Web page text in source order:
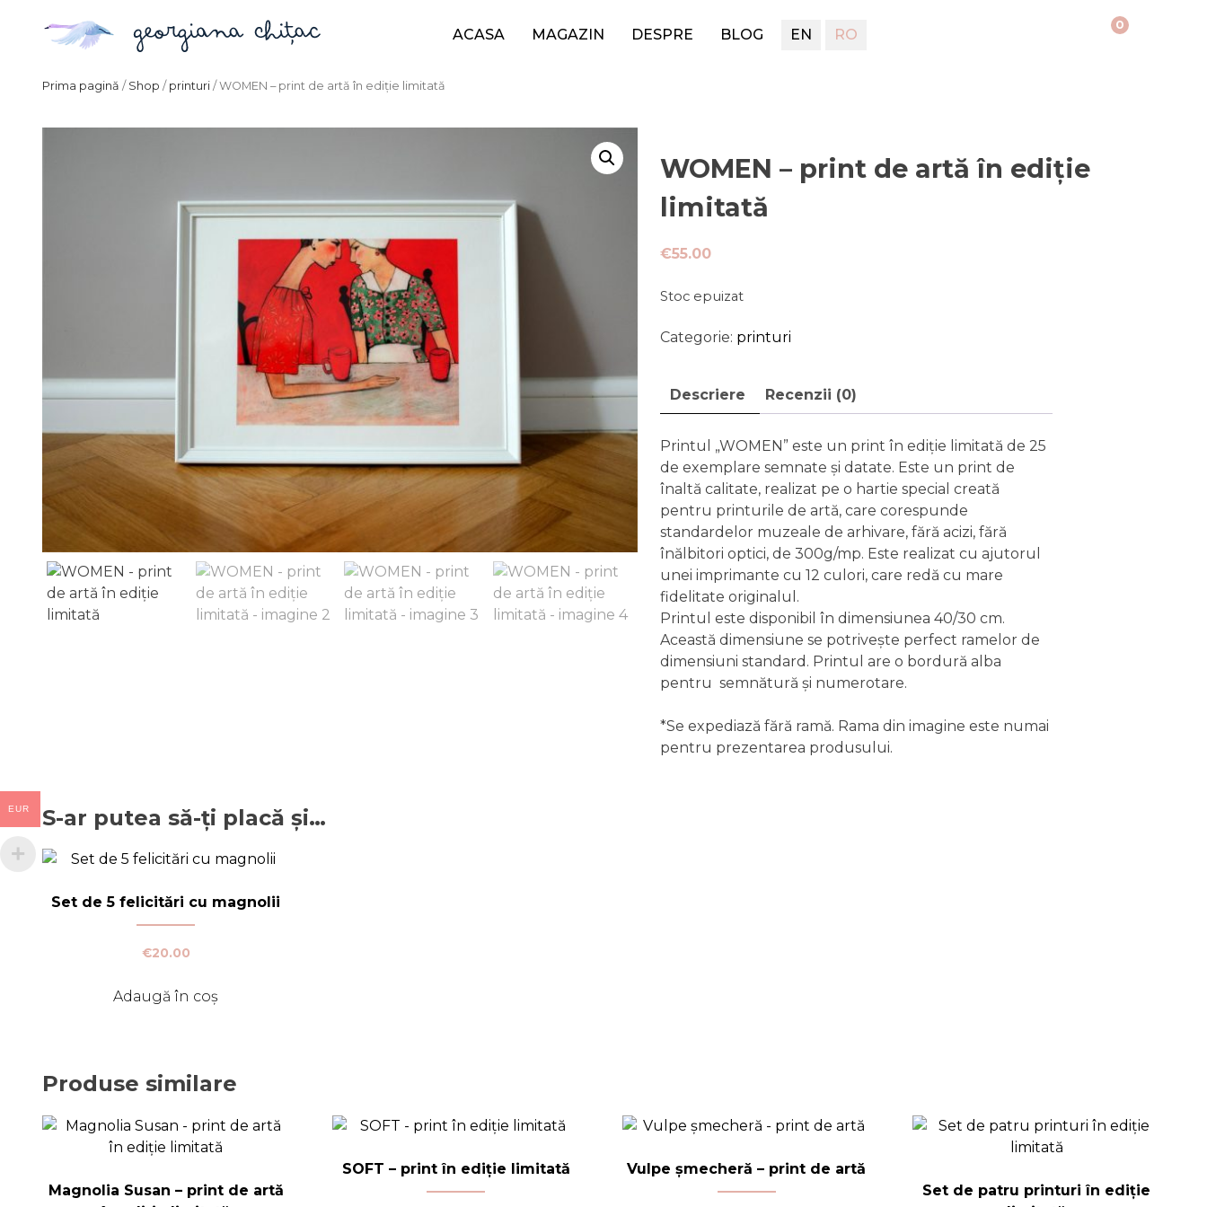
ACASA MAGAZIN DESPRE BLOG EN RO
0
Prima pagină / Shop / printuri / WOMEN – print de artă în ediție limitată
WOMEN – print de artă în ediție
limitată
€55.00
Stoc epuizat
Categorie: printuri
Descriere Recenzii (0)
Printul „WOMEN” este un print în ediție limitată de 25
de exemplare semnate și datate. Este un print de
înaltă calitate, realizat pe o hartie special creată
pentru printurile de artă, care corespunde
standardelor muzeale de arhivare, fără acizi, fără
înălbitori optici, de 300g/mp. Este realizat cu ajutorul
unei imprimante cu 12 culori, care redă cu mare
fidelitate originalul.
Printul este disponibil în dimensiunea 40/30 cm.
Această dimensiune se potrivește perfect ramelor de
dimensiuni standard. Printul are o bordură alba
pentru semnătură și numerotare.
*Se expediază fără ramă. Rama din imagine este numai
pentru prezentarea produsului.
S-ar putea să-ți placă și…
Set de 5 felicitări cu magnolii
€20.00
Adaugă în coș
Produse similare
Magnolia Susan – print de artă
SOFT – print în ediție limitată Vulpe șmecheră – print de artă
Set de patru printuri în ediție
EUR